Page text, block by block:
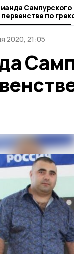
первенстве по
2020, 21:05